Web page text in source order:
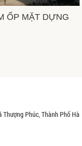
ỐP MẶT DỰNG
Thượng Phúc, Thành Phố Hà